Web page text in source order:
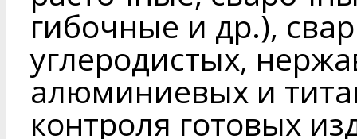
гибочные и др.),
углеродистых,
алюминиевых и
контроля готовых